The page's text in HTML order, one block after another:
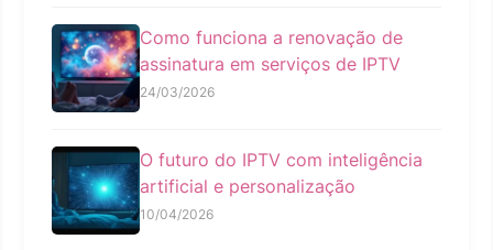
Como funciona a renovação de
assinatura em serviços de IPTV
24/03/2026
O futuro do IPTV com inteligência
artificial e personalização
10/04/2026